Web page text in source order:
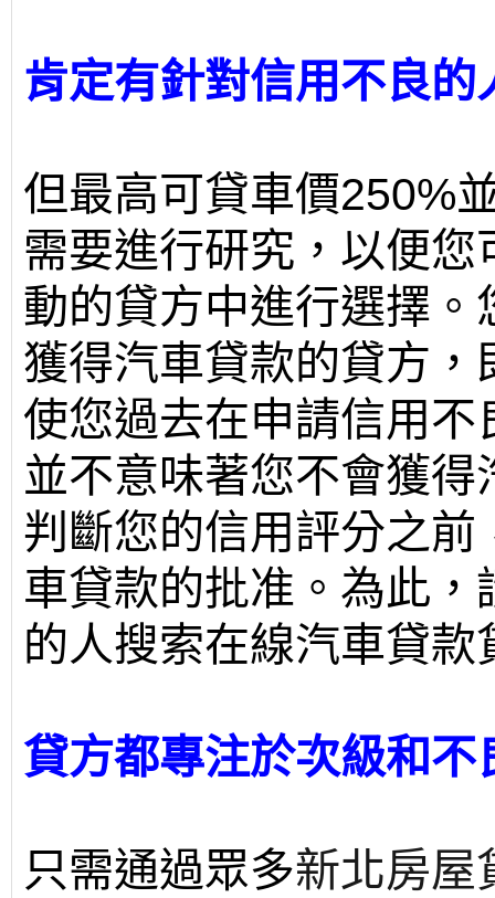
肯定有針對信用不良
但最高可貸車價250%
需要進行研究，以便
動的貸方中進行選擇
獲得汽車貸款的貸方
使您過去在申請信用
並不意味著您不會獲
判斷您的信用評分之
車貸款的批准。為此
的人搜索在線汽車貸款
貸方都專注於次級和不
只需通過眾多新北房屋